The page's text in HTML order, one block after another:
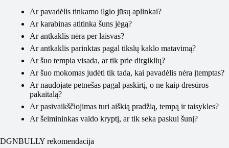
Ar pavadėlis tinkamo ilgio jūsų aplinkai?
Ar karabinas atitinka šuns jėgą?
Ar antkaklis nėra per laisvas?
Ar antkaklis parinktas pagal tikslų kaklo matavimą?
Ar šuo tempia visada, ar tik prie dirgiklių?
Ar šuo mokomas judėti tik tada, kai pavadėlis nėra įtemptas?
Ar naudojate petnešas pagal paskirtį, o ne kaip dresūros
pakaitalą?
Ar pasivaikščiojimas turi aiškią pradžią, tempą ir taisykles?
Ar šeimininkas valdo kryptį, ar tik seka paskui šunį?
DGNBULLY rekomendacija